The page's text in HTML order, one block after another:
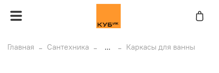
Главная Сантехника ... Каркасы для ванны